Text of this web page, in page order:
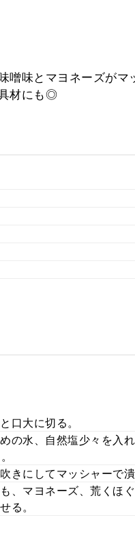
噌味とマヨネーズが
材にも◎
口大に切る。
の水、自然塩少々を入
きにしてマッシャーで潰
、マヨネーズ、荒くほ
る。